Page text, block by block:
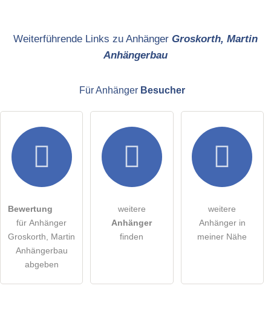
Hiermit akzeptiere ich die .
Die Datenschutzerklärunghabe ich zur Kenntnis genommen.
Bitte beachten Sie, öffentliche Fragen sind
für alle
Klicken Sie hier um eine
Weiterführende Links zu Anhänger Groskorth, Martin
Anhängerbau
Für Anhänger Besucher
Bewertung
für Anhänger
Groskorth, Martin
Anhängerbau
abgeben
weitere
Anhänger
finden
weitere
Anhänger in
meiner Nähe